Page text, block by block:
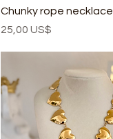
Chunky rope necklace
Precio
25,00 US$